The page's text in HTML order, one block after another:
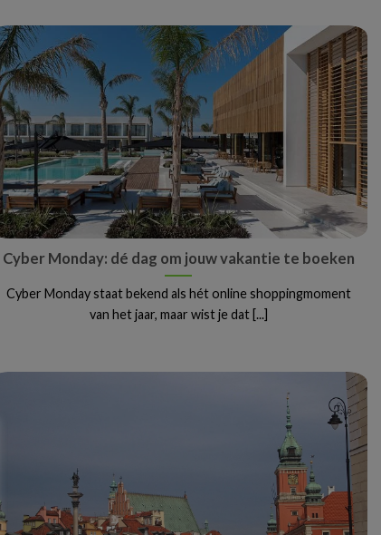
Cyber Monday: dé dag om jouw vakantie te boeken
Cyber Monday staat bekend als hét online shoppingmoment
van het jaar, maar wist je dat [...]